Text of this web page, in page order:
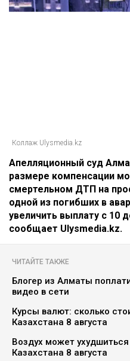
Коллаж Ulysmedia.kz
Апелляционный суд
размере компенсации
смертельном ДТП на
одной из погибших в
увеличить выплату с 10
сообщает Ulysmedia.kz.
ЧИТАЙТЕ ТАКЖЕ
Блогер из Алматы
видео в сети
Курсы валют: сколько
Казахстана 8 августа
Воздух может
Казахстана 8 августа